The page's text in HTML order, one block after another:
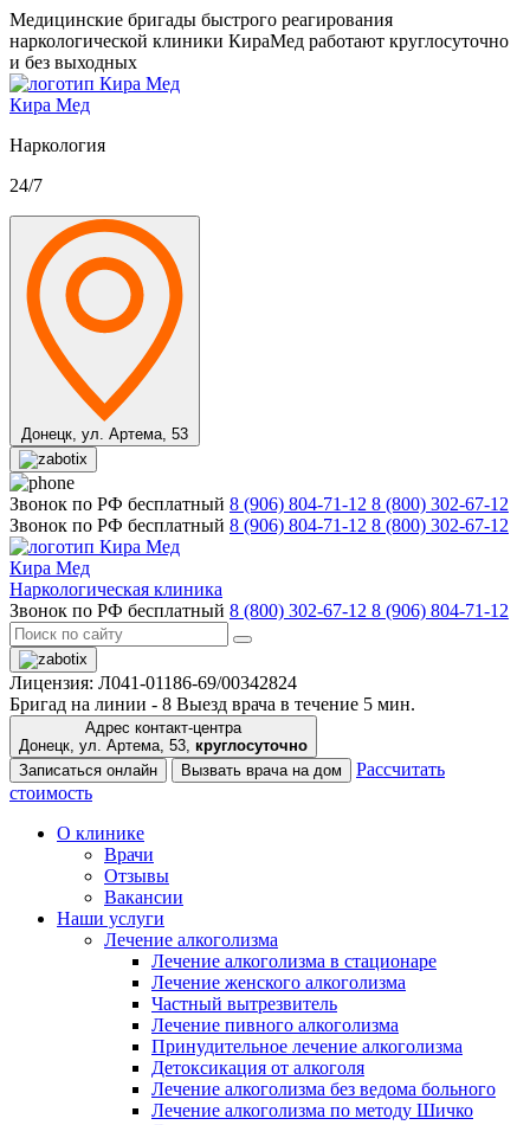
Медицинские бригады быстрого реагирования
наркологической клиники КираМед работают круглосуточно
и без выходных
Кира Мед
Наркология
24/7
Донецк, ул. Артема, 53
Звонок по РФ бесплатный 8 (906) 804-71-12 8 (800) 302-67-12
Звонок по РФ бесплатный 8 (906) 804-71-12 8 (800) 302-67-12
Кира Мед
Наркологическая клиника
Звонок по РФ бесплатный 8 (800) 302-67-12 8 (906) 804-71-12
Лицензия: Л041-01186-69/00342824
Бригад на линии - 8 Выезд врача в течение 5 мин.
Адрес контакт-центра
Донецк, ул. Артема, 53, круглосуточно
Записаться онлайн
Вызвать врача на дом
Рассчитать
стоимость
О клинике
Врачи
Отзывы
Вакансии
Наши услуги
Лечение алкоголизма
Лечение алкоголизма в стационаре
Лечение женского алкоголизма
Частный вытрезвитель
Лечение пивного алкоголизма
Принудительное лечение алкоголизма
Детоксикация от алкоголя
Лечение алкоголизма без ведома больного
Лечение алкоголизма по методу Шичко